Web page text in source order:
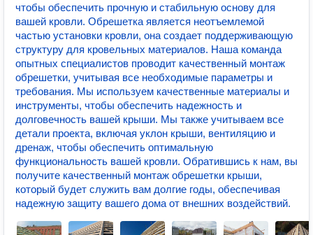
чтобы обеспечить прочную и стабильную основу для
вашей кровли. Обрешетка является неотъемлемой
частью установки кровли, она создает поддерживающую
структуру для кровельных материалов. Наша команда
опытных специалистов проводит качественный монтаж
обрешетки, учитывая все необходимые параметры и
требования. Мы используем качественные материалы и
инструменты, чтобы обеспечить надежность и
долговечность вашей крыши. Мы также учитываем все
детали проекта, включая уклон крыши, вентиляцию и
дренаж, чтобы обеспечить оптимальную
функциональность вашей кровли. Обратившись к нам, вы
получите качественный монтаж обрешетки крыши,
который будет служить вам долгие годы, обеспечивая
надежную защиту вашего дома от внешних воздействий.